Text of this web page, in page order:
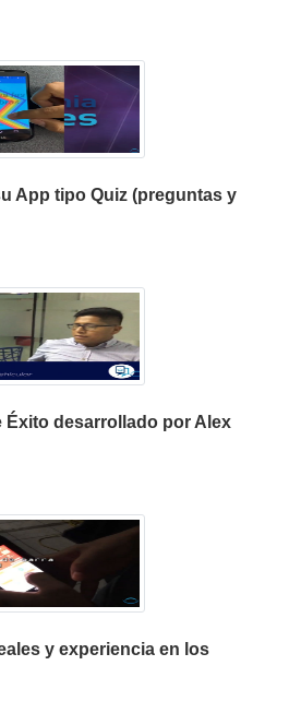
App tipo Quiz (preguntas y
Éxito desarrollado por Alex
y experiencia en los